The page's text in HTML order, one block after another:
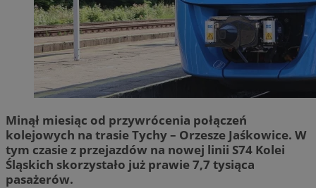
Minął miesiąc od przywrócenia połączeń
kolejowych na trasie Tychy – Orzesze Jaśkowice. W
tym czasie z przejazdów na nowej linii S74 Kolei
Śląskich skorzystało już prawie 7,7 tysiąca
pasażerów.